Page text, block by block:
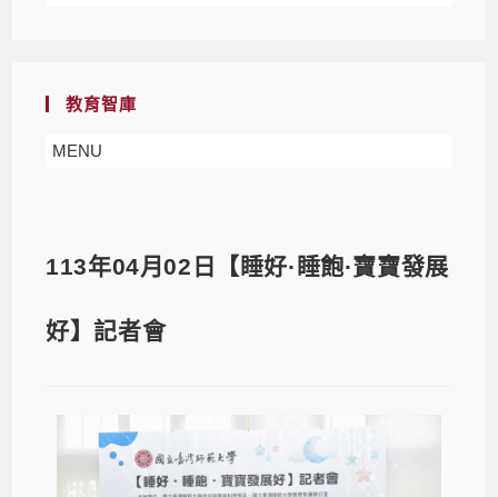
教育智庫
MENU
113年04月02日【睡好·睡飽·寶寶發展
好】記者會